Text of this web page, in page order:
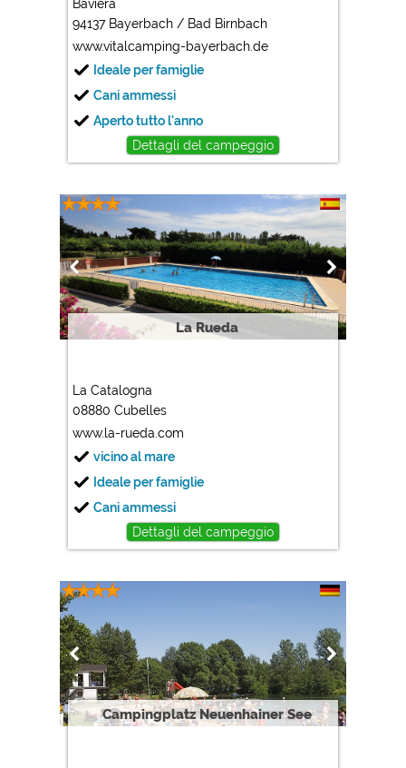
Baviera
94137 Bayerbach / Bad Birnbach
www.vitalcamping-bayerbach.de
Ideale per famiglie
Cani ammessi
Aperto tutto l'anno
Dettagli del campeggio
La Rueda
La Catalogna
08880 Cubelles
www.la-rueda.com
vicino al mare
Ideale per famiglie
Cani ammessi
Dettagli del campeggio
Campingplatz Neuenhainer See
https://policies.google.com/privacy
https://policies.google.com/privacy
Google Remarketing
https://policies.google.com/privacy
Le impostazioni dei cookie possono essere modificate
in qualsiasi momento nel footer tramite "COOKIES"!